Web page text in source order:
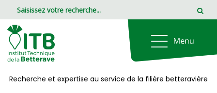
Recherche et expertise au service de la filière betteravière
Panneau de gestion des cookies